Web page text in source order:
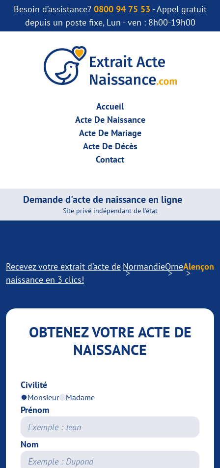
Besoin d’assistance? 0800 94 75 53 - Appel gratuit
depuis un poste fixe, Lun - ven : 8h00-19h00
Accueil
Acte De Naissance
Acte De Mariage
Acte De Décès
Contact
Demande d'acte de naissance en ligne
Site privé indépendant de l'état
Recevez votre extrait d’acte de
naissance en 3 clics!
NormandieOrneAlençon
OBTENEZ VOTRE ACTE DE
NAISSANCE
Civilité
Monsieur Madame
Prénom
Nom